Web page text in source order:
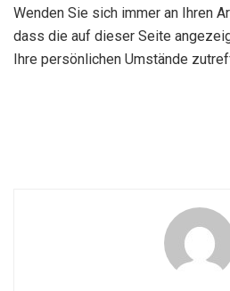
Wenden Sie sich immer an Ihren
dass die auf dieser Seite
Ihre persönlichen Umstände